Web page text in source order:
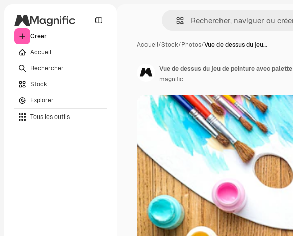
Créer
Accueil
Rechercher
Stock
Explorer
Tous les outils
Accueil/Stock/Photos/Vue de dessus du jeu…
Vue de dessus du jeu de peinture avec palette
magnific